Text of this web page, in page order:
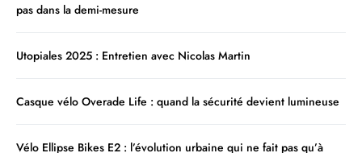
pas dans la demi-mesure
Utopiales 2025 : Entretien avec Nicolas Martin
Casque vélo Overade Life : quand la sécurité devient lumineuse
Vélo Ellipse Bikes E2 : l’évolution urbaine qui ne fait pas qu’à